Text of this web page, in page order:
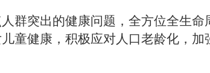
群突出的健康问题，全方位全生
童健康，积极应对人口老龄化，